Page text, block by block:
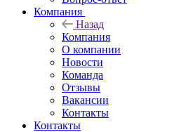
Компания
Назад
Компания
О компании
Новости
Команда
Отзывы
Вакансии
Контакты
Контакты